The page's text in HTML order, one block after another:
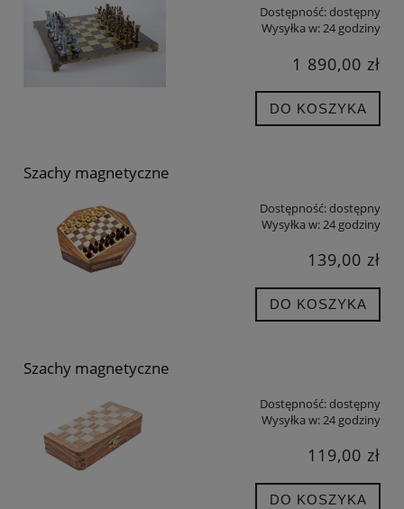
Dostępność:dostępny
Wysyłka w:24 godziny
1 890,00 zł
DO KOSZYKA
Szachy magnetyczne
Dostępność:dostępny
Wysyłka w: 24 godziny
139,00 zł
DO KOSZYKA
Szachy magnetyczne
Dostępność:dostępny
Wysyłka w:24 godziny
119,00 zł
DO KOSZYKA